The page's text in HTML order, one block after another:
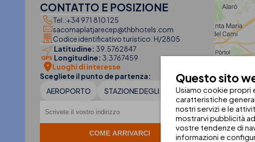
CONTATTO E POSIZIONE
Tel.:+34 971 810 125
sacomaplatjarecep@thbhotels.com
Codice identificativo turistico: H/2805
Latitudine: 39.5762847
Longitudine: 3.3767459
Luoghi di interesse
Scegliete il punto de partenza:
AEROPORTO
STAZIONE DEGLI AUTOBUS
Questo sito
Usiamo cookie propri
caratteristiche
nostri servizi e le
mostrarvi pubblicità
vostre tendenze di
informazioni e